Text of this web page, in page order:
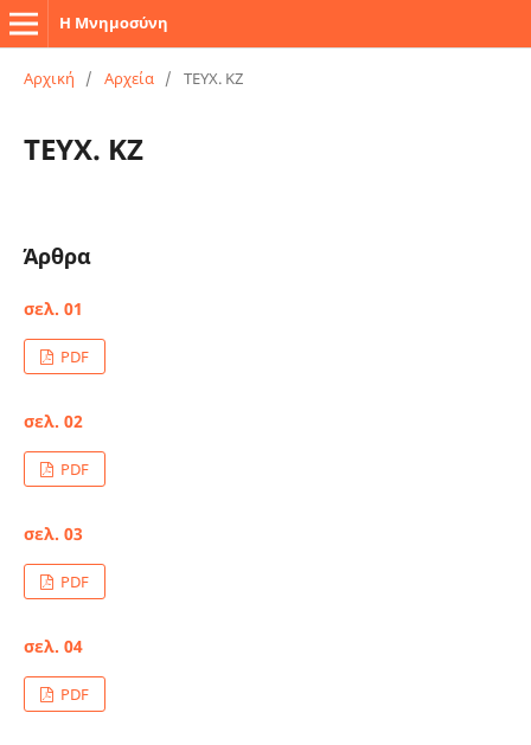
Η Μνημοσύνη
Αρχική / Αρχεία / TEYX. ΚΖ
TEYX. ΚΖ
Άρθρα
σελ. 01
PDF
σελ. 02
PDF
σελ. 03
PDF
σελ. 04
PDF